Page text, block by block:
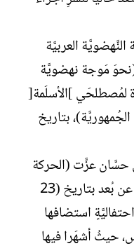
العربيَّة
(نحوَ مَوجة نهضويَّة
لمُصطلحَي ]الأسلَمة[
بتاريخ
حسَّان عزَّت (الحركة
الشِّعريَّة العربيَّة الثَّالثة)، وأطلقاها عن بُعد بتاريخ (23
2023) عبر احتفاليَّةٍ استضافها
حيثُ أشهَرا فيها